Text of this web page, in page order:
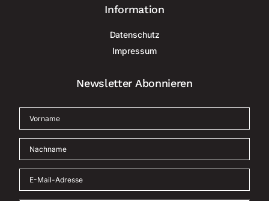
Information
Datenschutz
Impressum
Newsletter Abonnieren